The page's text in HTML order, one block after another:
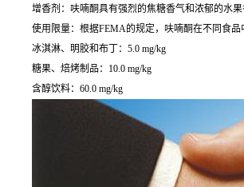
增香剂：呋喃酮具有强烈的焦糖香气和浓郁的水
使用限量：根据FEMA的规定，呋喃酮在不同食品
冰淇淋、明胶和布丁：5.0 mg/kg
糖果、焙烤制品：10.0 mg/kg
含醇饮料：60.0 mg/kg